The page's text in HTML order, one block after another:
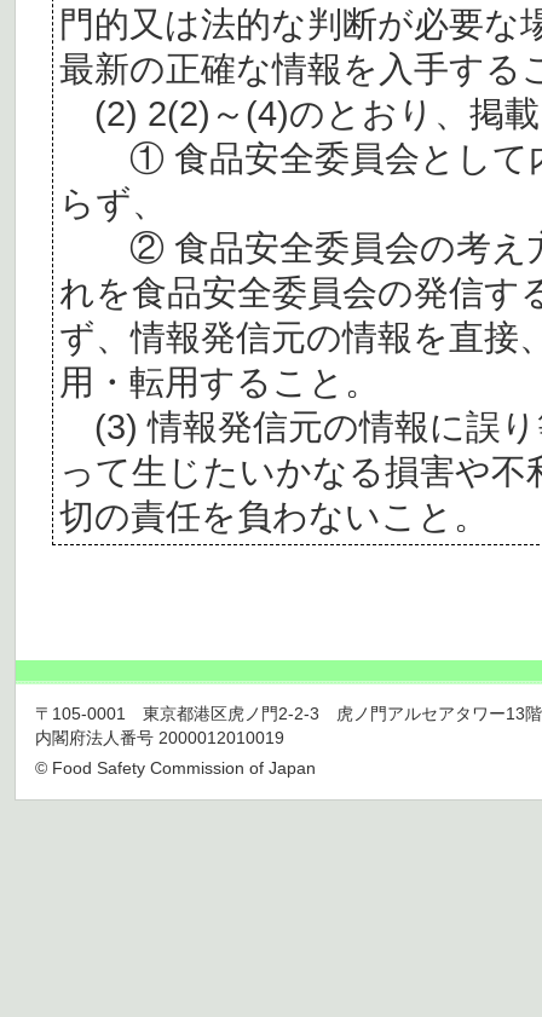
門的又は法的な判断が必要
最新の正確な情報を入手する
(2) 2(2)～(4)のとおり、掲
① 食品安全委員会として
らず、
② 食品安全委員会の考え
れを食品安全委員会の発信す
ず、情報発信元の情報を直接
用・転用すること。
(3) 情報発信元の情報に誤
って生じたいかなる損害や
切の責任を負わないこと。
〒105-0001 東京都港区虎ノ門2-2-3 虎ノ門アルセアタワー13
内閣府法人番号 2000012010019
© Food Safety Commission of Japan